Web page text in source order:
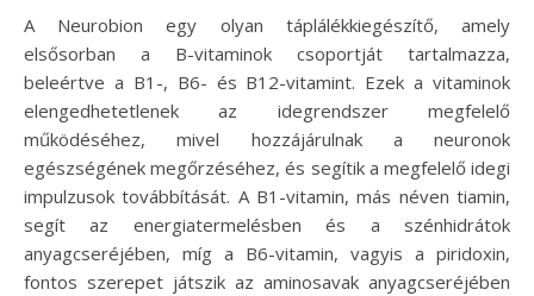
A Neurobion egy olyan táplálékkiegészítő, amely
elsősorban a B-vitaminok csoportját tartalmazza,
beleértve a B1-, B6- és B12-vitamint. Ezek a vitaminok
elengedhetetlenek az idegrendszer megfelelő
működéséhez, mivel hozzájárulnak a neuronok
egészségének megőrzéséhez, és segítik a megfelelő idegi
impulzusok továbbítását. A B1-vitamin, más néven tiamin,
segít az energiatermelésben és a szénhidrátok
anyagcseréjében, míg a B6-vitamin, vagyis a piridoxin,
fontos szerepet játszik az aminosavak anyagcseréjében